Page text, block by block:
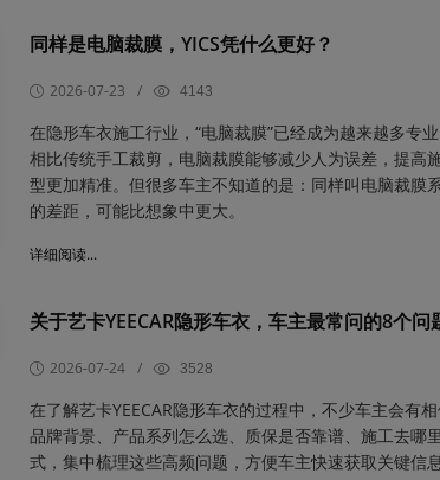
同样是电脑裁膜，YICS凭什么更好？
2026-07-23 / 4143
在隐形车衣施工行业，“电脑裁膜”已经成为越来越多专业
相比传统手工裁剪，电脑裁膜能够减少人为误差，提高
型更加精准。但很多车主不知道的是：同样叫电脑裁膜
的差距，可能比想象中更大。
详细阅读...
关于艺卡YEECAR隐形车衣，车主最常问的8个问
2026-07-24 / 3528
在了解艺卡YEECAR隐形车衣的过程中，不少车主会有
品牌背景、产品系列怎么选、质保是否靠谱、施工去哪
式，集中梳理这些高频问题，方便车主快速获取关键信息